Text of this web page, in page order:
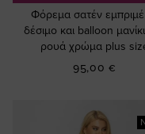
Φόρεμα σατέν
δέσιμο και balloon
ρουά χρώμα plus
95,00 €